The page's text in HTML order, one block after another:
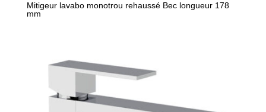
Mitigeur lavabo monotrou rehaussé Bec longueur 178
mm